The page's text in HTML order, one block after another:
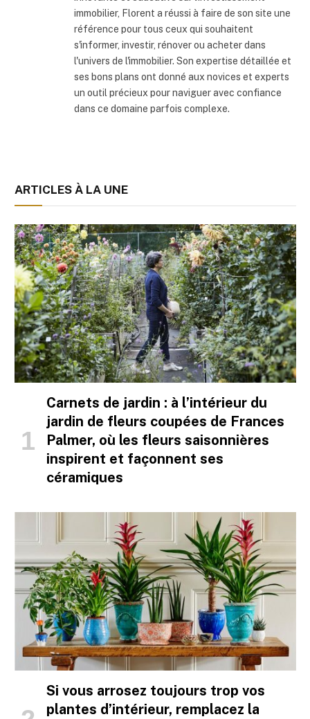
immobilier, Florent a réussi à faire de son site une
référence pour tous ceux qui souhaitent
s'informer, investir, rénover ou acheter dans
l'univers de l'immobilier. Son expertise détaillée et
ses bons plans ont donné aux novices et experts
un outil précieux pour naviguer avec confiance
dans ce domaine parfois complexe.
ARTICLES À LA UNE
Carnets de jardin : à l’intérieur du
jardin de fleurs coupées de Frances
Palmer, où les fleurs saisonnières
inspirent et façonnent ses
céramiques
Si vous arrosez toujours trop vos
plantes d’intérieur, remplacez la